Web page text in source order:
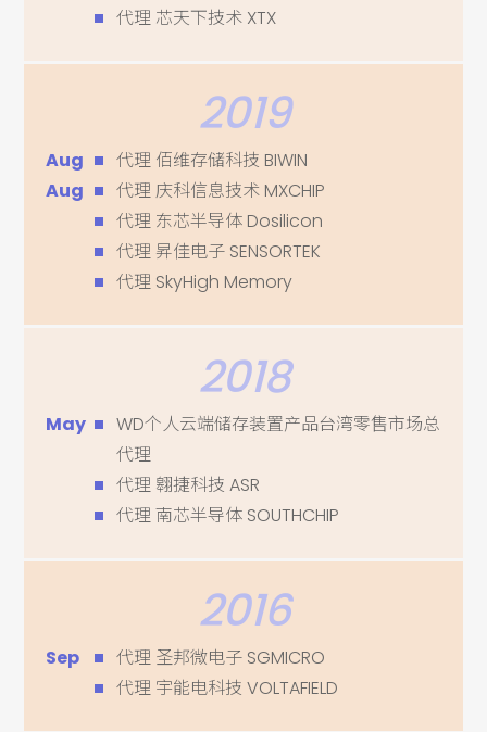
代理 芯天下技术 XTX
2019
Aug
代理 佰维存储科技 BIWIN
Aug
代理 庆科信息技术 MXCHIP
代理 东芯半导体 Dosilicon
代理 昇佳电子 SENSORTEK
代理 SkyHigh Memory
2018
May
WD个人云端储存装置产品台湾零售市场总
代理
代理 翱捷科技 ASR
代理 南芯半导体 SOUTHCHIP
2016
Sep
代理 圣邦微电子 SGMICRO
代理 宇能电科技 VOLTAFIELD